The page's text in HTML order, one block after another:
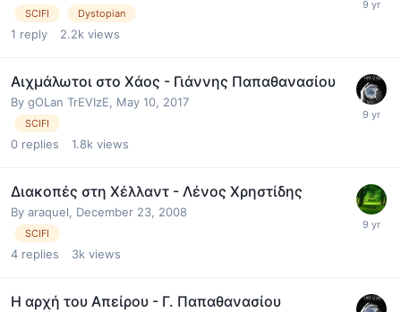
SCIFI Dystopian
1 reply 2.2k views
Αιχμάλωτοι στο Χάος - Γιάννης Παπαθανασίου
By gOLan TrEVIzE, May 10, 2017
SCIFI
0 replies 1.8k views
Διακοπές στη Χέλλαντ - Λένος Χρηστίδης
By araquel, December 23, 2008
SCIFI
4 replies 3k views
Η αρχή του Απείρου - Γ. Παπαθανασίου